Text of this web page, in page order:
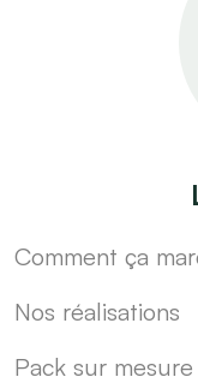
Comment ça
Nos réalisations
Pack sur mesure